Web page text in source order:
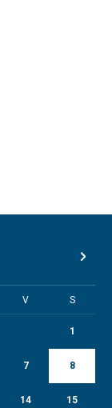
V S
1
7 8
14 15